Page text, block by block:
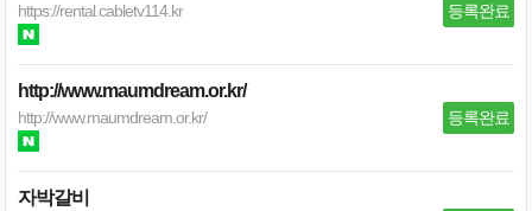
https://rental.cabletv114.kr 등록완료
http://www.maumdream.or.kr/
http://www.maumdream.or.kr/ 등록완료
자박갈비